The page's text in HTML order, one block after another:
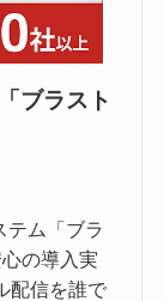
ブラスト
テム「ブラ
の導入実
配信を誰で